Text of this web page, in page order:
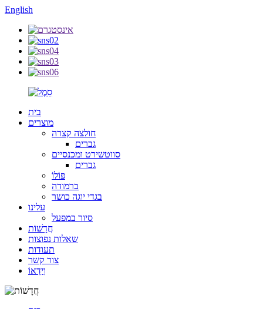
English
בית
מוצרים
חולצה קצרה
גברים
סווטשירט ומכנסיים
גברים
פּוֹלוֹ
ברמודה
בגדי יוגה כושר
עלינו
סיור במפעל
חֲדָשׁוֹת
שאלות נפוצות
תעודות
צור קשר
וִידֵאוֹ